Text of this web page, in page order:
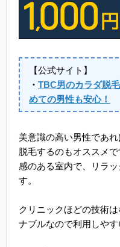
【公式サイト】
・ TBC男のカラダ脱
めての男性も安心！
美意識の高い男性であれ
脱毛するのもオススメ
感のある室内で、リラ
す。
クリニックほどの技術
ナブルなので利用しやす